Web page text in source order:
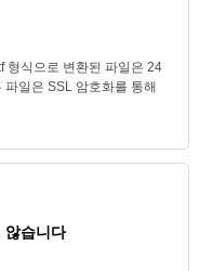
형식으로 변환된 파일은 24
일은 SSL 암호화를 통해
않습니다